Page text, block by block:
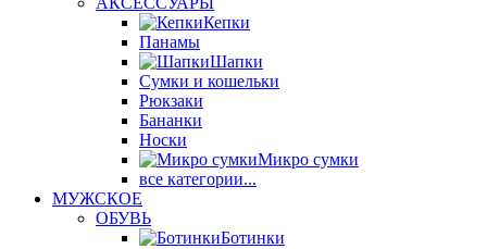
Кепки
Панамы
Шапки
Сумки и кошельки
Рюкзаки
Бананки
Носки
Микро сумки
все категории...
МУЖСКОЕ
ОБУВЬ
Ботинки